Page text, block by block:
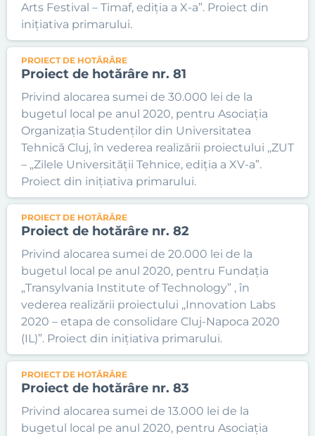
Arts Festival – Timaf, ediția a X-a”. Proiect din
inițiativa primarului.
PROIECT DE HOTĂRÂRE
Proiect de hotărâre nr. 81
Privind alocarea sumei de 30.000 lei de la
bugetul local pe anul 2020, pentru Asociația
Organizația Studenților din Universitatea
Tehnică Cluj, în vederea realizării proiectului ,,ZUT
– „Zilele Universității Tehnice, ediția a XV-a”.
Proiect din inițiativa primarului.
PROIECT DE HOTĂRÂRE
Proiect de hotărâre nr. 82
Privind alocarea sumei de 20.000 lei de la
bugetul local pe anul 2020, pentru Fundația
„Transylvania Institute of Technology” , în
vederea realizării proiectului ,,Innovation Labs
2020 – etapa de consolidare Cluj-Napoca 2020
(IL)”. Proiect din inițiativa primarului.
PROIECT DE HOTĂRÂRE
Proiect de hotărâre nr. 83
Privind alocarea sumei de 13.000 lei de la
bugetul local pe anul 2020, pentru Asociația